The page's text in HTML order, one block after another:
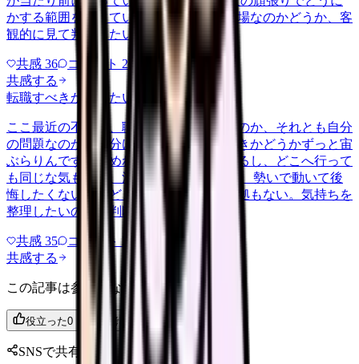
かする範囲を超えていないか、危ない職場なのかどうか、客
観的に見て判断したいです。
共感 36 コメント 2
共感する
転職すべきか知りたい
ここ最近の不調が、職場の環境のせいなのか、それとも自分
の問題なのか切り分けられず、転職すべきかどうかずっと宙
ぶらりんです。辞めれば楽になる気もするし、どこへ行って
も同じな気もして、決め手がありません。 勢いで動いて後
悔したくないけれど、このまま留まる根拠もない。気持ちを
整理したいので、判断材料の集…
共感 35 コメント 2
共感する
この記事は参考になりましたか？
役立った0 参考になった
SNSで共有